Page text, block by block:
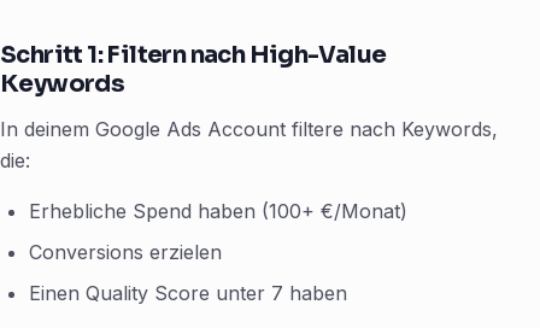
Schritt 1: Filtern nach High-Value
Keywords
In deinem Google Ads Account filtere nach Keywords,
die:
Erhebliche Spend haben (100+ €/Monat)
Conversions erzielen
Einen Quality Score unter 7 haben